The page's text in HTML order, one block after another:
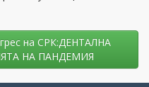
на СРК:ДЕНТАЛНА
НА ПАНДЕМИЯ